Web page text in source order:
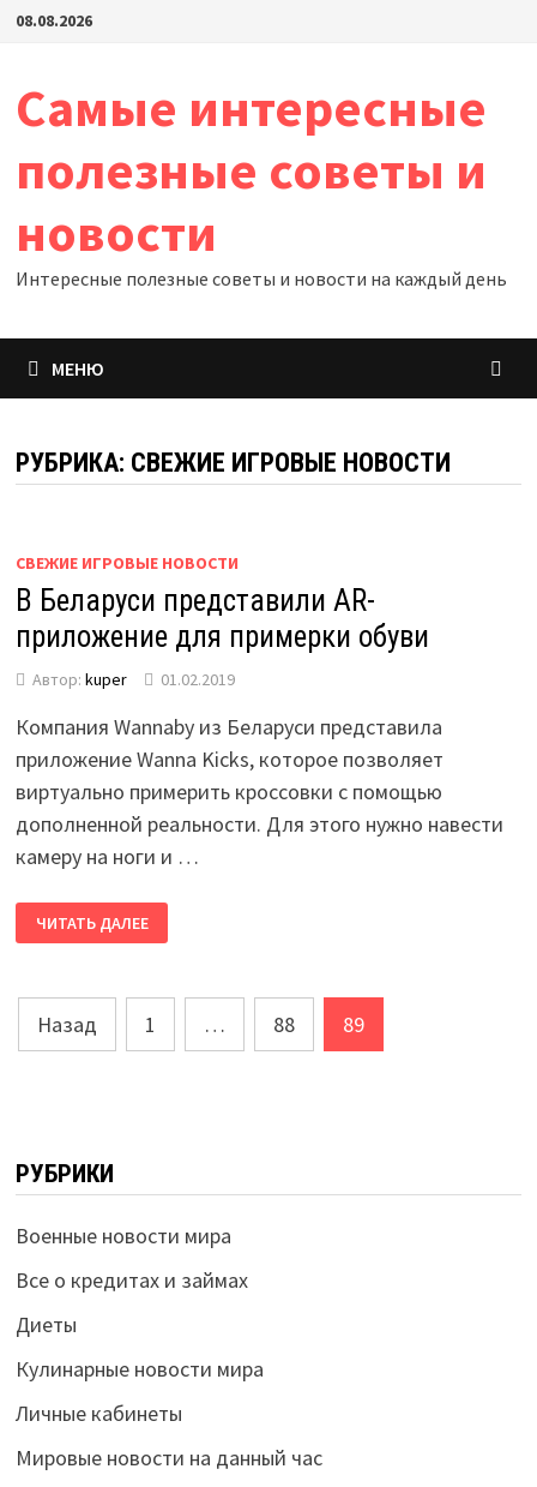
Перейти
08.08.2026
Самые интересные
полезные советы и
новости
Интересные полезные советы и новости на каждый день
МЕНЮ
РУБРИКА: СВЕЖИЕ ИГРОВЫЕ НОВОСТИ
СВЕЖИЕ ИГРОВЫЕ НОВОСТИ
В Беларуси представили AR-
приложение для примерки обуви
Автор: kuper 01.02.2019
Компания Wannaby из Беларуси представила
приложение Wanna Kicks, которое позволяет
виртуально примерить кроссовки с помощью
дополненной реальности. Для этого нужно навести
камеру на ноги и …
ЧИТАТЬ ДАЛЕЕ
Пагинация
записей
Назад 1 … 88 89
РУБРИКИ
Военные новости мира
Все о кредитах и займах
Диеты
Кулинарные новости мира
Личные кабинеты
Мировые новости на данный час